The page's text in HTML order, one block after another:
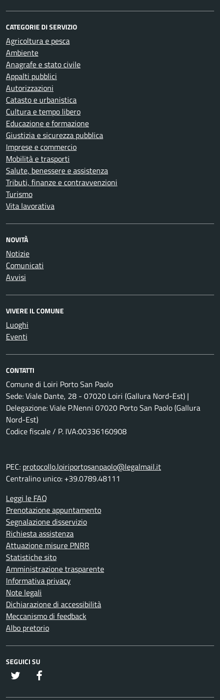
CATEGORIE DI SERVIZIO
Agricoltura e pesca
Ambiente
Anagrafe e stato civile
Appalti pubblici
Autorizzazioni
Catasto e urbanistica
Cultura e tempo libero
Educazione e formazione
Giustizia e sicurezza pubblica
Imprese e commercio
Mobilità e trasporti
Salute, benessere e assistenza
Tributi, finanze e contravvenzioni
Turismo
Vita lavorativa
NOVITÀ
Notizie
Comunicati
Avvisi
VIVERE IL COMUNE
Luoghi
Eventi
CONTATTI
Comune di Loiri Porto San Paolo
Sede: Viale Dante, 28 - 07020 Loiri (Gallura Nord-Est) |
Delegazione: Viale P.Nenni 07020 Porto San Paolo (Gallura
Nord-Est)
Codice fiscale / P. IVA:00336160908
PEC: protocollo.loiriportosanpaolo@legalmail.it
Centralino unico: +39.0789.48111
Leggi le FAQ
Prenotazione appuntamento
Segnalazione disservizio
Richiesta assistenza
Attuazione misure PNRR
Statistiche sito
Amministrazione trasparente
Informativa privacy
Note legali
Dichiarazione di accessibilità
Meccanismo di feedback
Albo pretorio
SEGUICI SU
twitter